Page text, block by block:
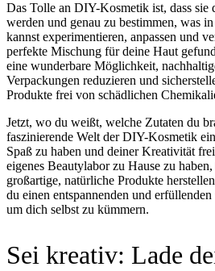
Das Tolle an DIY-Kosmetik ist, dass sie
werden und genau zu bestimmen, was
kannst experimentieren, anpassen und
perfekte Mischung für deine Haut
eine wunderbare Möglichkeit,
Verpackungen reduzieren und
Produkte frei von schädlichen
Jetzt, wo du weißt, welche Zutaten du
faszinierende Welt der DIY-Kosmetik
Spaß zu haben und deiner Kreativität
eigenes Beautylabor zu Hause zu
großartige, natürliche Produkte
du einen entspannenden und
um dich selbst zu kümmern.
Sei kreativ: Lade